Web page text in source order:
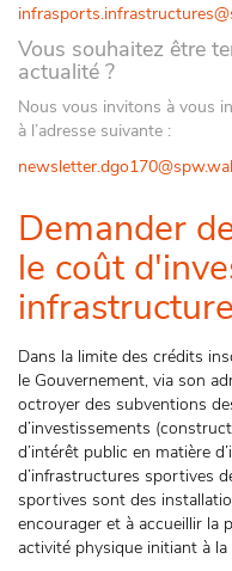
Vous souhaitez être
actualité ?
Nous vous invitons à vous
à l’adresse suivante :
Demander
le coût
Dans la limite des crédits
le Gouvernement, via son
octroyer des subventions
d’investissements
d’intérêt public en matière
d’infrastructures sportives
sportives sont des
encourager et à accueillir
activité physique initiant à